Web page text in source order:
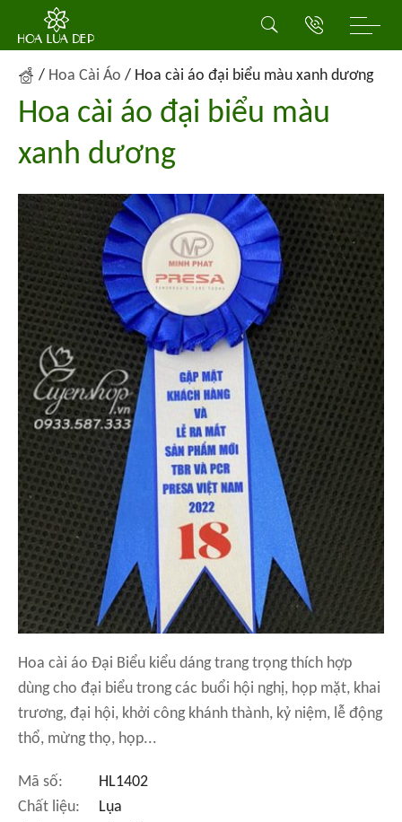
/ Hoa Cài Áo / Hoa cài áo đại biểu màu xanh dương
Hoa cài áo đại biểu màu
xanh dương
Hoa cài áo Đại Biểu kiểu dáng trang trọng thích hợp
dùng cho đại biểu trong các buổi hội nghị, họp mặt, khai
trương, đại hội, khởi công khánh thành, kỷ niệm, lễ động
thổ, mừng thọ, họp...
Mã số:
HL1402
Chất liệu:
Lụa